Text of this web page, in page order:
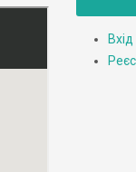
Вхід